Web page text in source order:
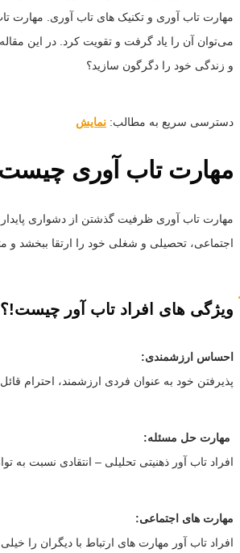
مهارت تاب‌ آوری و تکنیک های تاب آوری. مهارت
می‌توان آن را یاد گرفت و تقویت کرد. در این
و زندگی خود را دگرگون سازید؟
دسترسی سریع به مطالب: نمایش
مهارت تاب آوری
مهارت ﺗﺎﺏ آوری ظرفیت گذشتن از دشواری
اجتماعی، تحصیلی و شغلی خود را ارتقا ببخشد و
ویژگی های افراد تاب آور چیست!؟
احساس ارزشمندی:
پذیرفتن خود به عنوان فردی ارزشمند، احترام
مهارت حل مسئله:
افراد تاب آور ذهنیتی تحلیلی – انتقادی نسبت
مهارت های اجتماعی:
افراد تاب آور مهارت های ارتباط با دیگران را